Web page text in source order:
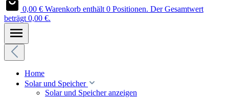
0,00 € Warenkorb enthält 0 Positionen. Der Gesamtwert
beträgt 0,00 €.
Home
Solar und Speicher
Solar und Speicher anzeigen